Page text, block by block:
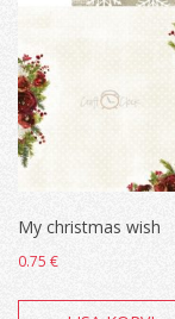
My christmas wish
0.75 €